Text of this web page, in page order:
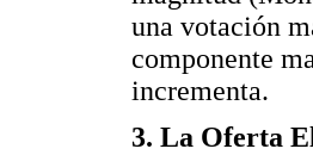
una votación
componente
incrementa.
3. La Oferta